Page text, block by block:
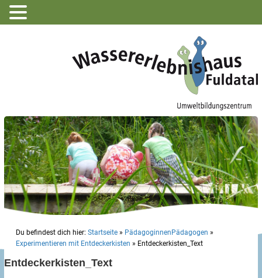
Du befindest dich hier: Startseite » PädagoginnenPädagogen »
Experimentieren mit Entdeckerkisten » Entdeckerkisten_Text
Entdeckerkisten_Text